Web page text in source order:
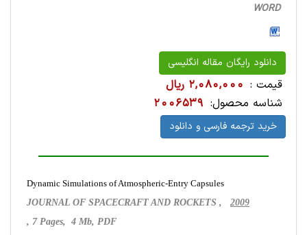
WORD
دانلود رایگان مقاله انگلیسی
قیمت : 2,080,000 ریال
شناسه محصول: 2006539
خرید ترجمه فارسی و دانلود
Dynamic Simulations of Atmospheric-Entry Capsules
JOURNAL OF SPACECRAFT AND ROCKETS , 2009
, 7 Pages, 4 Mb, PDF